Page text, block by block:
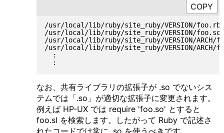
/usr/local/lib/ruby/site_ruby/VERSION/foo.rb
/usr/local/lib/ruby/site_ruby/VERSION/foo.so
/usr/local/lib/ruby/site_ruby/VERSION/ARCH/
/usr/local/lib/ruby/site_ruby/VERSION/ARCH/
  :
なお、共有ライブラリの拡張子が .so でないシス
テムでは「.so」が適切な拡張子に変更されます。
例えば HP-UX では require 'foo.so' とすると
foo.sl を検索します。したがって Ruby で記述さ